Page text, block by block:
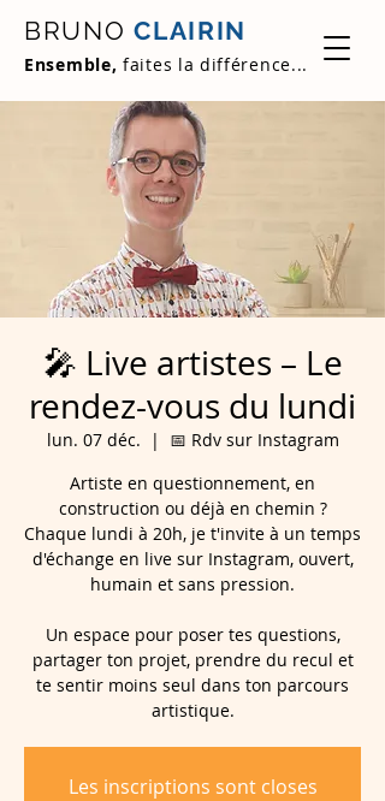
BRUNO CLAIRIN
Ensemble, faites la différence...
🎤 Live artistes – Le
rendez-vous du lundi
lun. 07 déc.
  |
📅 Rdv sur Instagram
Artiste en questionnement, en
construction ou déjà en chemin ?
Chaque lundi à 20h, je t'invite à un temps
d'échange en live sur Instagram, ouvert,
humain et sans pression.
Un espace pour poser tes questions,
partager ton projet, prendre du recul et
te sentir moins seul dans ton parcours
artistique.
Les inscriptions sont closes